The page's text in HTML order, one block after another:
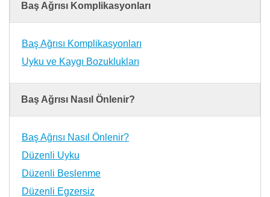
Baş Ağrısı Komplikasyonları
Baş Ağrısı Komplikasyonları
Uyku ve Kaygı Bozuklukları
Baş Ağrısı Nasıl Önlenir?
Baş Ağrısı Nasıl Önlenir?
Düzenli Uyku
Düzenli Beslenme
Düzenli Egzersiz